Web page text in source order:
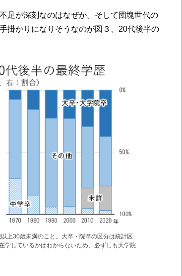
足が深刻なのはなぜか。そして団塊世代の
掛かりになりそうなのが図３、20代後半の
上30歳未満のこと。大卒・院卒の区分は統計区
学しているかはわからないため、必ずしも大学院